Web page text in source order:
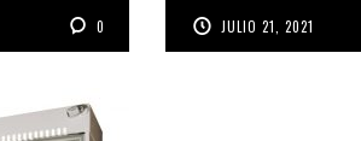
0 JULIO 21, 2021